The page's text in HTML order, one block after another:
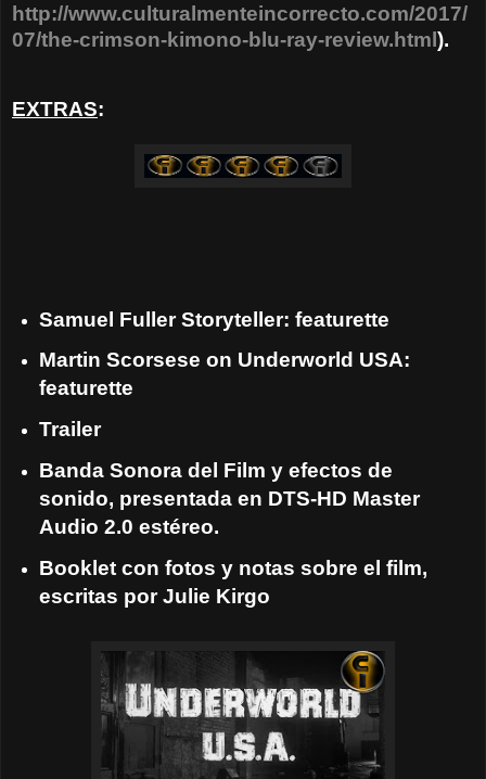
http://www.culturalmenteincorrecto.com/2017/
07/the-crimson-kimono-blu-ray-review.html).
EXTRAS:
Samuel Fuller Storyteller: featurette
Martin Scorsese on Underworld USA:
featurette
Trailer
Banda Sonora del Film y efectos de
sonido, presentada en DTS-HD Master
Audio 2.0 estéreo.
Booklet con fotos y notas sobre el film,
escritas por Julie Kirgo